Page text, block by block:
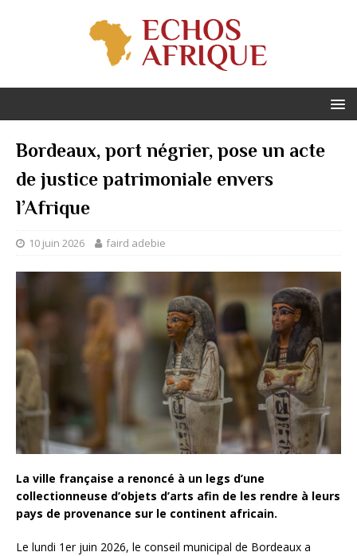
Bordeaux, port négrier, pose un acte
de justice patrimoniale envers
l’Afrique
10 juin 2026 faird adebie
La ville française a renoncé à un legs d’une
collectionneuse d’objets d’arts afin de les rendre à leurs
pays de provenance sur le continent africain.
Le lundi 1er juin 2026, le conseil municipal de Bordeaux a